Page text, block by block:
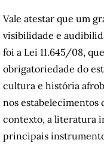
Vale atestar que um
visibilidade e
foi a Lei 11.645/08,
obrigatoriedade do
cultura e história
nos estabelecimentos
contexto, a literatura
principais